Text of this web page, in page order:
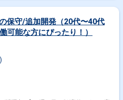
保守/追加開発（20代〜40代
可能な方にぴったり！）